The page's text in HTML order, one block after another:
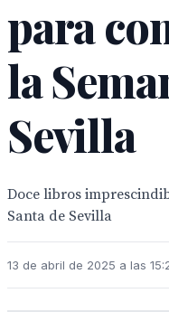
para
la
Sevilla
Doce libros
Santa de Sevilla
13 de abril de 2025 a las